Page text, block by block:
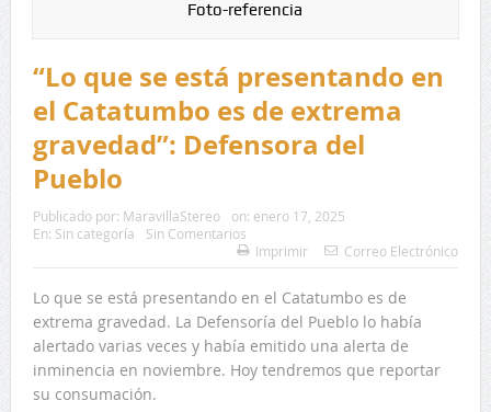
Foto-referencia
“Lo que se está presentando en
el Catatumbo es de extrema
gravedad”: Defensora del
Pueblo
Publicado por: MaravillaStereo on: enero 17, 2025
En: Sin categoría
Sin Comentarios
Imprimir
Correo Electrónico
Lo que se está presentando en el Catatumbo es de
extrema gravedad. La Defensoría del Pueblo lo había
alertado varias veces y había emitido una alerta de
inminencia en noviembre. Hoy tendremos que reportar
su consumación.